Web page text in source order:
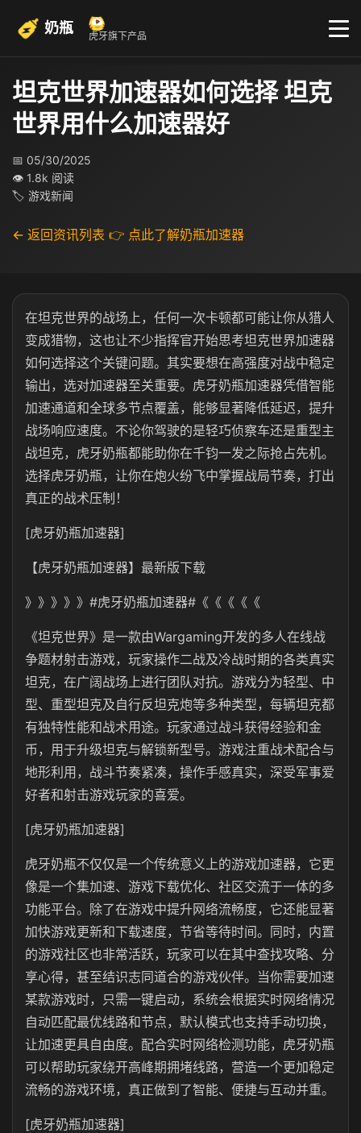
奶瓶 虎牙旗下产品
坦克世界加速器如何选择 坦克
世界用什么加速器好
📅 05/30/2025
👁 1.8k 阅读
🏷 游戏新闻
← 返回资讯列表 👉 点此了解奶瓶加速器
在坦克世界的战场上，任何一次卡顿都可能让你从猎人
变成猎物，这也让不少指挥官开始思考坦克世界加速器
如何选择这个关键问题。其实要想在高强度对战中稳定
输出，选对加速器至关重要。虎牙奶瓶加速器凭借智能
加速通道和全球多节点覆盖，能够显著降低延迟，提升
战场响应速度。不论你驾驶的是轻巧侦察车还是重型主
战坦克，虎牙奶瓶都能助你在千钧一发之际抢占先机。
选择虎牙奶瓶，让你在炮火纷飞中掌握战局节奏，打出
真正的战术压制！
[虎牙奶瓶加速器]
【虎牙奶瓶加速器】最新版下载
》》》》》#虎牙奶瓶加速器#《《《《《
《坦克世界》是一款由Wargaming开发的多人在线战
争题材射击游戏，玩家操作二战及冷战时期的各类真实
坦克，在广阔战场上进行团队对抗。游戏分为轻型、中
型、重型坦克及自行反坦克炮等多种类型，每辆坦克都
有独特性能和战术用途。玩家通过战斗获得经验和金
币，用于升级坦克与解锁新型号。游戏注重战术配合与
地形利用，战斗节奏紧凑，操作手感真实，深受军事爱
好者和射击游戏玩家的喜爱。
[虎牙奶瓶加速器]
虎牙奶瓶不仅仅是一个传统意义上的游戏加速器，它更
像是一个集加速、游戏下载优化、社区交流于一体的多
功能平台。除了在游戏中提升网络流畅度，它还能显著
加快游戏更新和下载速度，节省等待时间。同时，内置
的游戏社区也非常活跃，玩家可以在其中查找攻略、分
享心得，甚至结识志同道合的游戏伙伴。当你需要加速
某款游戏时，只需一键启动，系统会根据实时网络情况
自动匹配最优线路和节点，默认模式也支持手动切换，
让加速更具自由度。配合实时网络检测功能，虎牙奶瓶
可以帮助玩家绕开高峰期拥堵线路，营造一个更加稳定
流畅的游戏环境，真正做到了智能、便捷与互动并重。
[虎牙奶瓶加速器]